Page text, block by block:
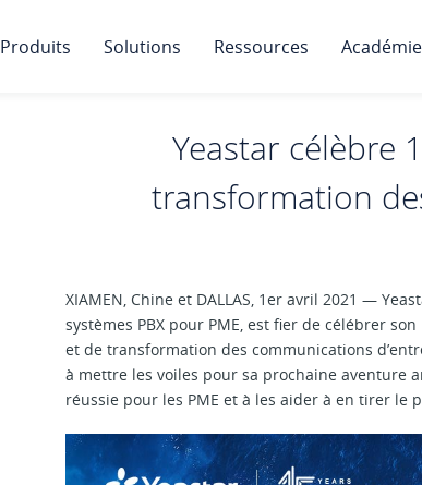
Produits Solutions Ressources Académie
Yeastar célèbre
transformation
XIAMEN, Chine et DALLAS, 1er avril 2021 —
systèmes PBX pour PME, est fier de célébrer
et de transformation des communications
à mettre les voiles pour sa prochaine aventure
réussie pour les PME et à les aider à en tirer le